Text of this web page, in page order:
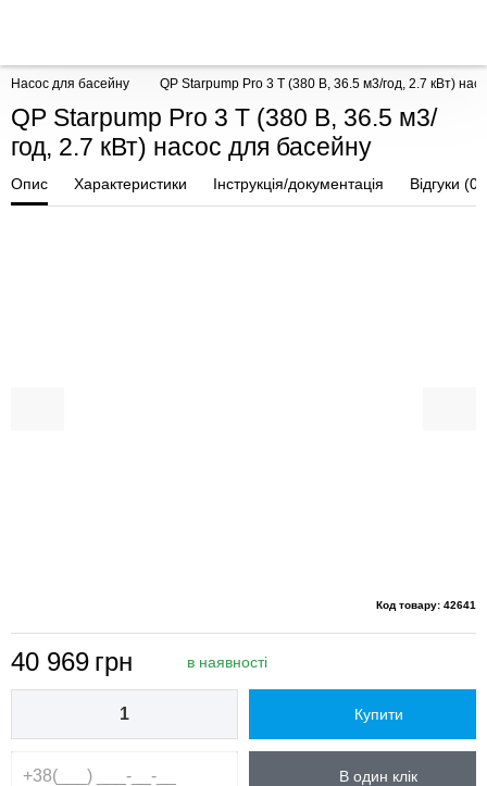
Насос для басейну QP Starpump Pro 3 Т (380 В, 36.5 м3/год, 2.7 кВт)
QP Starpump Pro 3 Т (380 В, 36.5 м3/
год, 2.7 кВт) насос для басейну
Опис Характеристики Інструкція/документація Відгуки (0)
Код товару: 42641
40 969 грн в наявності
Купити
В один клік